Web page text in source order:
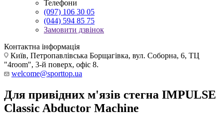
Телефони
(097) 106 30 05
(044) 594 85 75
Замовити дзвінок
Контактна інформація
Київ, Петропавлівська Борщагівка, вул. Соборна, 6, ТЦ
"4room", 3-й поверх, офіс 8.
welcome@sporttop.ua
Для привідних м'язів стегна IMPULSE
Classic Abductor Machine